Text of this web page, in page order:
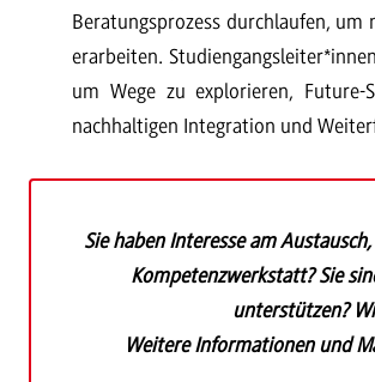
Beratungsprozess durchlaufen, um
erarbeiten.
um Wege zu explorieren,
nachhaltigen Integration und
Sie haben Interesse am
Kompetenzwerkstatt? Sie
unterstützen?
Weitere Informationen und